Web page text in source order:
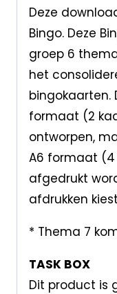
Deze
Bingo. Deze
groep 6
het
bingokaarten.
formaat (2
ontworpen,
A6 formaat
afgedrukt
afdrukken
* Thema 7
TASK BOX
Dit product is